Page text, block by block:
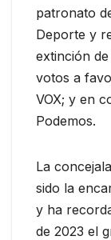
patronato
Deporte y
extinción
votos a
VOX; y en
Podemos.
La
sido la
y ha
de 2023 el